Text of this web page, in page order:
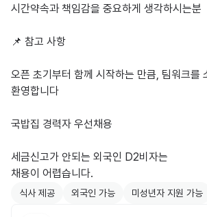
시간약속과 책임감을 중요하게 생각하시는분
📌 참고 사항
오픈 초기부터 함께 시작하는 만큼, 팀워크를
환영합니다
국밥집 경력자 우선채용
세금신고가 안되는 외국인 D2비자는
채용이 어렵습니다.
식사 제공 외국인 가능 미성년자 지원 가능